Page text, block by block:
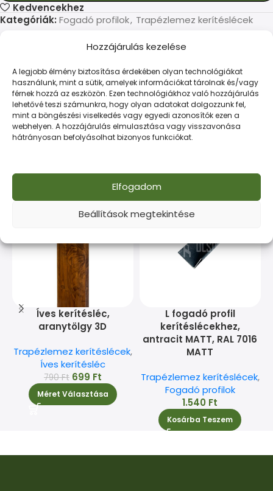
Hozzájárulás kezelése
A legjobb élmény biztosítása érdekében olyan technológiákat
használunk, mint a sütik, amelyek információkat tárolnak és/vagy
férnek hozzá az eszközön. Ezen technológiákhoz való hozzájárulás
lehetővé teszi számunkra, hogy olyan adatokat dolgozzunk fel,
mint a böngészési viselkedés vagy egyedi azonosítók ezen a
webhelyen. A hozzájárulás elmulasztása vagy visszavonása
hátrányosan befolyásolhat bizonyos funkciókat.
Elfogadom
Beállítások megtekintése
Kedvencekhez
Kategóriák: Fogadó profilok, Trapézlemez kerítéslécek
Modern kerítéselem, amely ötvözi a dizájnt és a
tartósságot. Kültéri használatra tervezve.
Kapcsolódó termékek
Íves kerítésléc,
aranytölgy 3D
Trapézlemez kerítéslécek,
Íves kerítésléc
790Ft 699 Ft
Méret Választása
L fogadó profil
kerítéslécekhez,
antracit MATT, RAL 7016
MATT
Trapézlemez kerítéslécek,
Fogadó profilok
1.540 Ft
Kosárba Teszem